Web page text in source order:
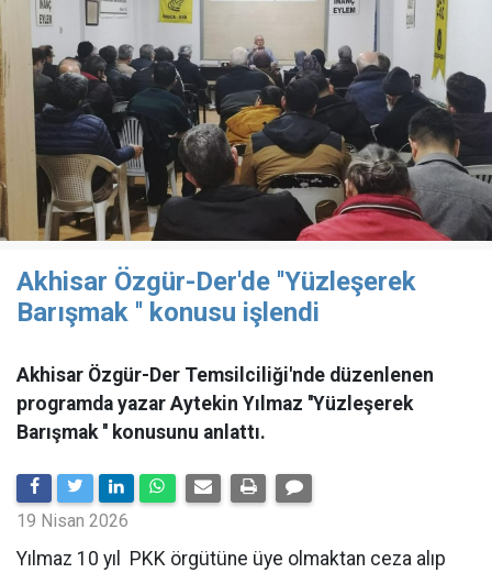
Akhisar Özgür-Der'de ''Yüzleşerek
Barışmak '' konusu işlendi
Akhisar Özgür-Der Temsilciliği'nde düzenlenen
programda yazar Aytekin Yılmaz ''Yüzleşerek
Barışmak '' konusunu anlattı.
19 Nisan 2026
Yılmaz 10 yıl PKK örgütüne üye olmaktan ceza alıp